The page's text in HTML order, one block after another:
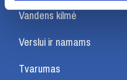
Vandens kilmė
Verslui ir namams
Tvarumas